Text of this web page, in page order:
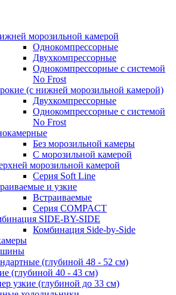
морозильной камерой
Однокомпрессорные
Двухкомпрессорные
Однокомпрессорные с системой
No Frost
(с нижней морозильной камерой)
Двухкомпрессорные
Однокомпрессорные с системой
No Frost
Без морозильной камеры
С морозильной камерой
морозильной камерой
Серия Soft Line
и узкие
Встраиваемые
Серия СOMPACT
SIDE-BY-SIDE
Комбинация Side-by-Side
(глубиной 48 - 52 см)
(глубиной 40 - 43 см)
узкие (глубиной до 33 см)